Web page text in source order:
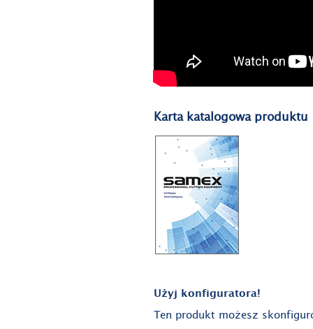
Karta katalogowa produktu
Użyj konfiguratora!
Ten produkt możesz